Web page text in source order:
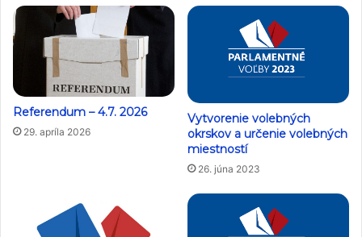
Referendum – 4.7. 2026
29. apríla 2026
Vytvorenie volebných
okrskov a určenie volebných
miestností
26. júna 2023